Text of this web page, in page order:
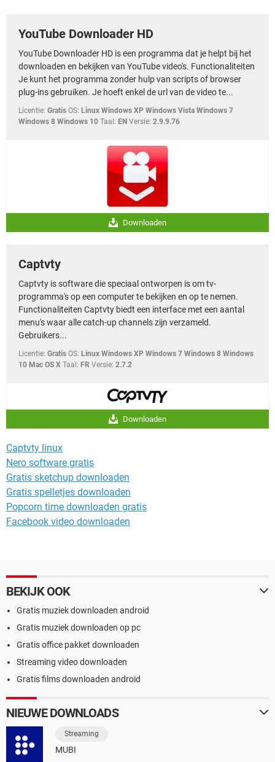
YouTube Downloader HD
YouTube Downloader HD is een programma dat je helpt bij het
downloaden en bekijken van YouTube video's. Functionaliteiten
Je kunt het programma zonder hulp van scripts of browser
plug-ins gebruiken. Je hoeft enkel de url van de video te...
Licentie: Gratis OS: Linux Windows XP Windows Vista Windows 7
Windows 8 Windows 10 Taal: EN Versie: 2.9.9.76
Downloaden
Captvty
Captvty is software die speciaal ontworpen is om tv-
programma's op een computer te bekijken en op te nemen.
Functionaliteiten Captvty biedt een interface met een aantal
menu's waar alle catch-up channels zijn verzameld.
Gebruikers...
Licentie: Gratis OS: Linux Windows XP Windows 7 Windows 8 Windows
10 Mac OS X Taal: FR Versie: 2.7.2
Downloaden
Captvty linux
Nero software gratis
Gratis sketchup downloaden
Gratis spelletjes downloaden
Popcorn time downloaden gratis
Facebook video downloaden
BEKIJK OOK
Gratis muziek downloaden android
Gratis muziek downloaden op pc
Gratis office pakket downloaden
Streaming video downloaden
Gratis films downloaden android
NIEUWE DOWNLOADS
Streaming
MUBI